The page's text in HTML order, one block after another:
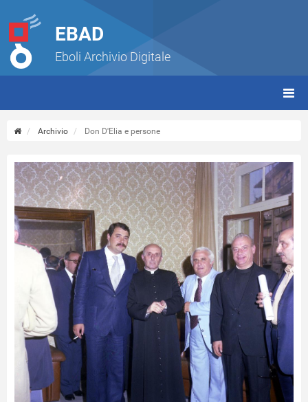
EBAD
Eboli Archivio Digitale
Archivio Don D'Elia e persone